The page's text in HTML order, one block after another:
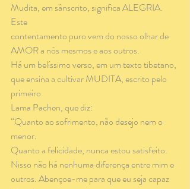
Mudita, em sânscrito, significa ALEGRIA.
Este
contentamento puro vem do nosso olhar de
AMOR a nós mesmos e aos outros.
Há um belíssimo verso, em um texto tibetano,
que ensina a cultivar MUDITA, escrito pelo
primeiro
Lama Pachen, que diz:
“Quanto ao sofrimento, não desejo nem o
menor.
Quanto a felicidade, nunca estou satisfeito.
Nisso não há nenhuma diferença entre mim e
outros. Abençoe-me para que eu seja capaz